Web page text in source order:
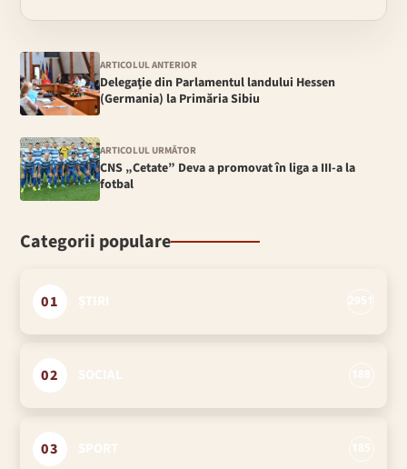
ARTICOLUL ANTERIOR
Delegaţie din Parlamentul landului Hessen
(Germania) la Primăria Sibiu
ARTICOLUL URMĂTOR
CNS „Cetate” Deva a promovat în liga a III-a la
fotbal
Categorii populare
01
02
03